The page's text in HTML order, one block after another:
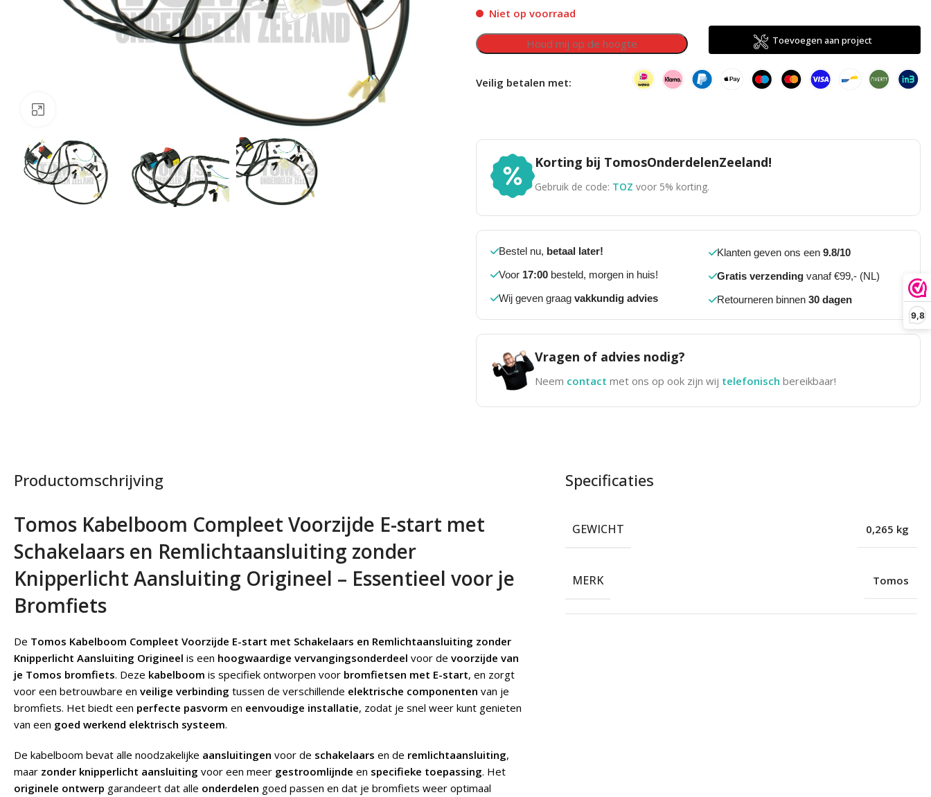
9,8
Niet op voorraad
Toevoegen aan project
Veilig betalen met:
Korting bij TomosOnderdelenZeeland!
Gebruik de code: TOZ voor 5% korting.
Bestel nu, betaal later!
Voor 17:00besteld, morgen in huis!
Wij geven graag vakkundig advies
Klanten geven ons een 9.8/10
Gratis verzendingvanaf €99,- (NL)
Retourneren binnen 30 dagen
Vragen of advies nodig?
Neem contact met ons op ook zijn wij telefonisch bereikbaar!
Productomschrijving
Tomos Kabelboom Compleet Voorzijde E-start met
Schakelaars en Remlichtaansluiting zonder
Knipperlicht Aansluiting Origineel – Essentieel voor je
Bromfiets
De Tomos Kabelboom Compleet Voorzijde E-start met Schakelaars en Remlichtaansluiting zonder
Knipperlicht Aansluiting Origineel is een hoogwaardige vervangingsonderdeel voor de voorzijde van
je Tomos bromfiets. Deze kabelboom is specifiek ontworpen voor bromfietsen met E-start, en zorgt
voor een betrouwbare en veilige verbinding tussen de verschillende elektrische componenten van je
bromfiets. Het biedt een perfecte pasvorm en eenvoudige installatie, zodat je snel weer kunt genieten
van een goed werkend elektrisch systeem.
De kabelboom bevat alle noodzakelijke aansluitingen voor de schakelaars en de remlichtaansluiting,
maar zonder knipperlicht aansluiting voor een meer gestroomlijnde en specifieke toepassing. Het
originele ontwerp garandeert dat alle onderdelen goed passen en dat je bromfiets weer optimaal
Specificaties
GEWICHT 0,265 kg
MERK Tomos